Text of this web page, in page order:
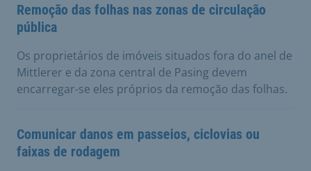
Remoção das folhas nas zonas de circulação
pública
Os proprietários de imóveis situados fora do anel de
Mittlerer e da zona central de Pasing devem
encarregar-se eles próprios da remoção das folhas.
Comunicar danos em passeios, ciclovias ou
faixas de rodagem